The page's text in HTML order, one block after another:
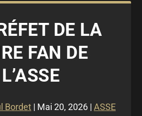
DE LA
FAN DE
L’ASSE
Bordet | Mai 20, 2026 | ASSE